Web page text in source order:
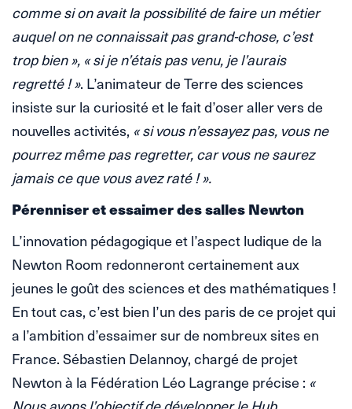
comme si on avait la possibilité de faire un métier
auquel on ne connaissait pas grand-chose, c’est
trop bien », « si je n’étais pas venu, je l’aurais
regretté ! ». L’animateur de Terre des sciences
insiste sur la curiosité et le fait d’oser aller vers de
nouvelles activités, « si vous n’essayez pas, vous ne
pourrez même pas regretter, car vous ne saurez
jamais ce que vous avez raté ! ».
Pérenniser et essaimer des salles Newton
L’innovation pédagogique et l’aspect ludique de la
Newton Room redonneront certainement aux
jeunes le goût des sciences et des mathématiques !
En tout cas, c’est bien l’un des paris de ce projet qui
a l’ambition d’essaimer sur de nombreux sites en
France. Sébastien Delannoy, chargé de projet
Newton à la Fédération Léo Lagrange précise : «